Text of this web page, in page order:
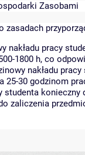
Zasobami
zasadach
nakładu pracy
1800 h, co
nakładu
25-30 godzinom
studenta
zaliczenia